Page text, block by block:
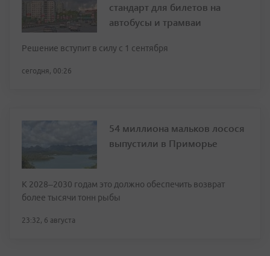
стандарт для билетов на
автобусы и трамваи
Решение вступит в силу с 1 сентября
сегодня, 00:26
54 миллиона мальков лосося
выпустили в Приморье
К 2028–2030 годам это должно обеспечить возврат
более тысячи тонн рыбы
23:32, 6 августа